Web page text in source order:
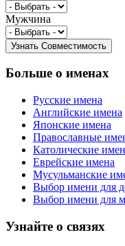
Мужчина
Больше о именах
Русские имена
Английские имена
Японские имена
Православные
Католические
Еврейские имена
Мусульманские
Выбор имени для
Выбор имени для
Узнайте о связях